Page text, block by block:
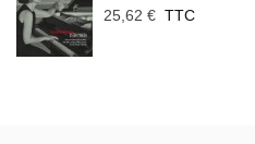
25,62 € TTC